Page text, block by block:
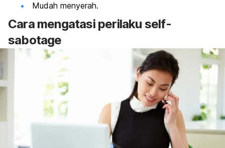
Mudah menyerah.
Cara mengatasi perilaku self-
sabotage